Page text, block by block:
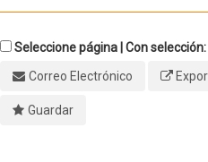
Seleccione página | Con selección:
Correo Electrónico
Guardar